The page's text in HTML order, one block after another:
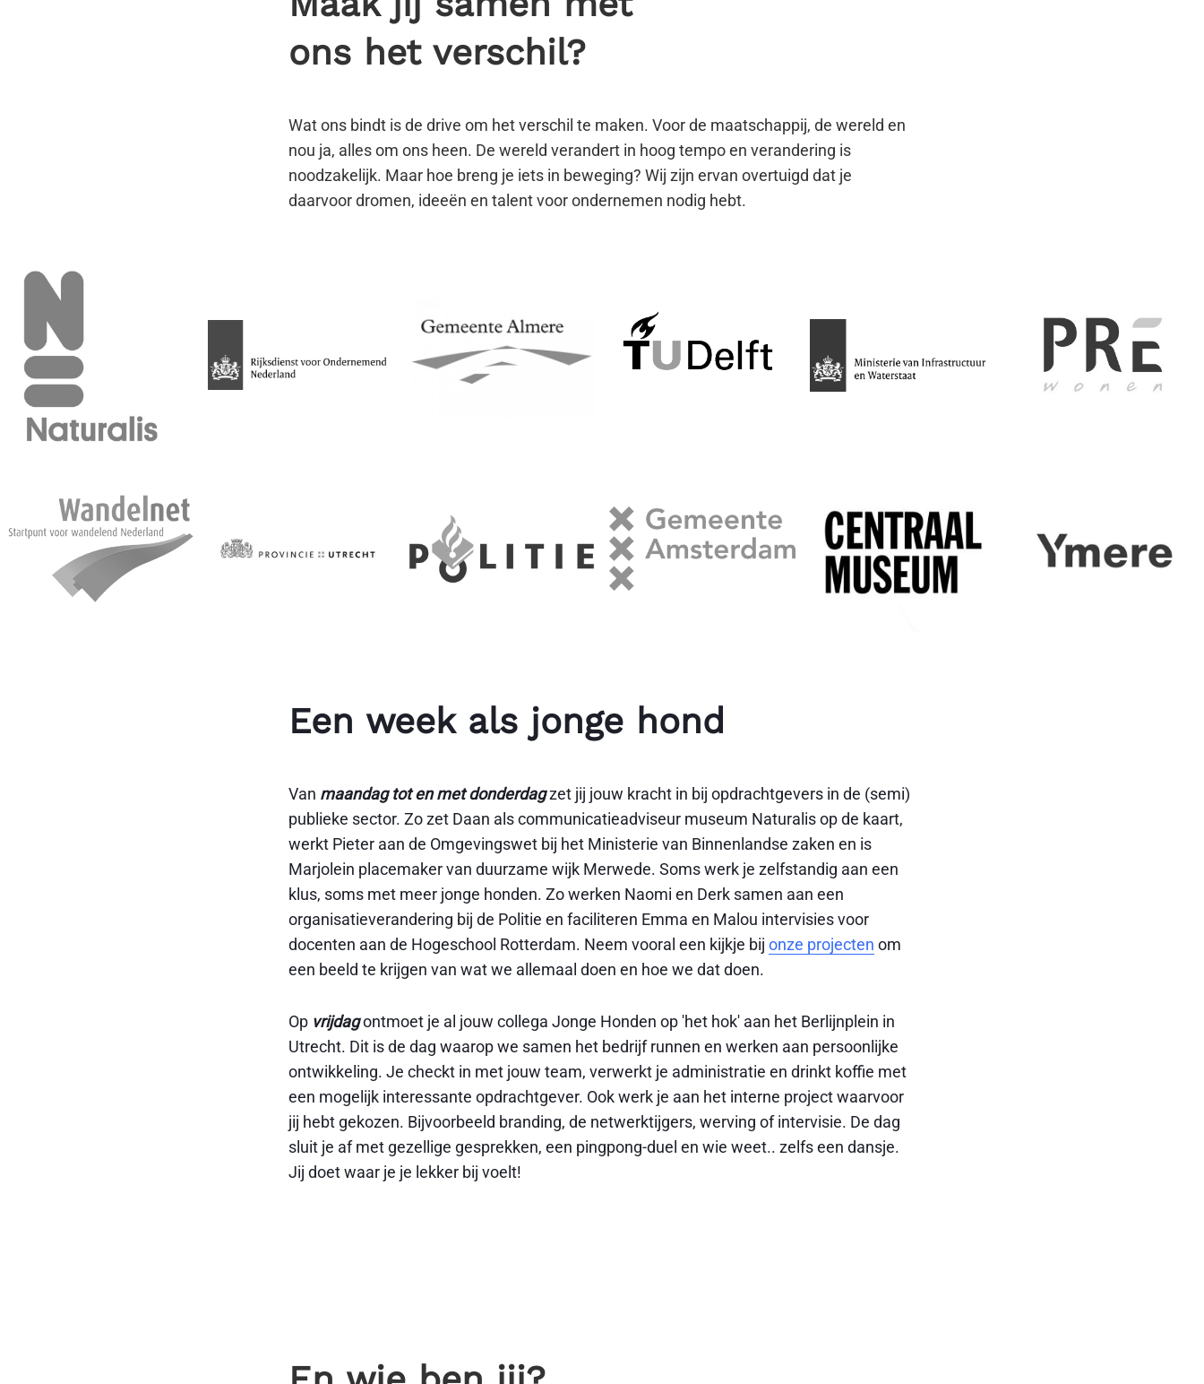
ons het verschil?
Wat ons bindt is de drive om het verschil te maken. Voor de maatschappij, de wereld en
nou ja, alles om ons heen. De wereld verandert in hoog tempo en verandering is
noodzakelijk. Maar hoe breng je iets in beweging? Wij zijn ervan overtuigd dat je
daarvoor dromen, ideeën en talent voor ondernemen nodig hebt.
Een week als jonge hond
Van maandag tot en met donderdagzet jij jouw kracht in bij opdrachtgevers in de (semi)
publieke sector. Zo zet Daan als communicatieadviseur museum Naturalis op de kaart,
werkt Pieter aan de Omgevingswet bij het Ministerie van Binnenlandse zaken en is
Marjolein placemaker van duurzame wijk Merwede. Soms werk je zelfstandig aan een
klus, soms met meer jonge honden. Zo werken Naomi en Derk samen aan een
organisatieverandering bij de Politie en faciliteren Emma en Malou intervisies voor
docenten aan de Hogeschool Rotterdam. Neem vooral een kijkje bij onze projecten om
een beeld te krijgen van wat we allemaal doen en hoe we dat doen.
Op vrijdagontmoet je al jouw collega Jonge Honden op 'het hok' aan het Berlijnplein in
Utrecht. Dit is de dag waarop we samen het bedrijf runnen en werken aan persoonlijke
ontwikkeling. Je checkt in met jouw team, verwerkt je administratie en drinkt koffie met
een mogelijk interessante opdrachtgever. Ook werk je aan het interne project waarvoor
jij hebt gekozen. Bijvoorbeeld branding, de netwerktijgers, werving of intervisie. De dag
sluit je af met gezellige gesprekken, een pingpong-duel en wie weet.. zelfs een dansje.
Jij doet waar je je lekker bij voelt!